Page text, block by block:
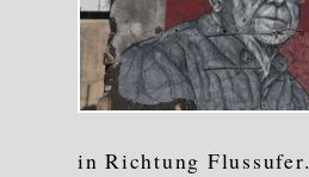
in Richtung Flussufer.